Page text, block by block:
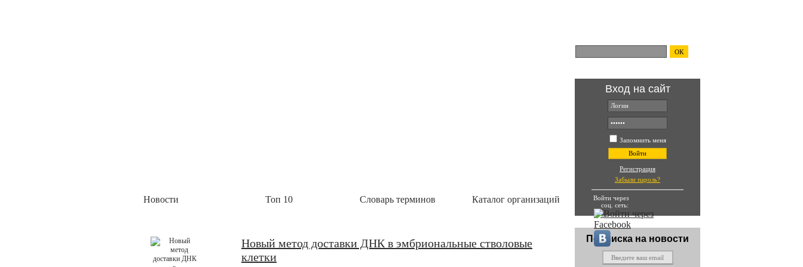
ОК
Новости Топ 10 Словарь терминов Каталог организаций
Вход на сайт
Запомнить меня
Войти
Регистрация
Забыли пароль?
Войти через
соц. сеть:
Академия Биотехнологии
ГК Алкор Био получила регистрационное удостоверение Росздравнадзора на свой новый набор реагентов «Интифика SARS-CoV-2» для выявления РНК
коронавируса SARS-CoV-2 методом ОТ-ПЦР с флуоресцентной детекцией в режиме реального времени.
Новый метод доставки ДНК в эмбриональные стволовые
клетки
Подписка на новости